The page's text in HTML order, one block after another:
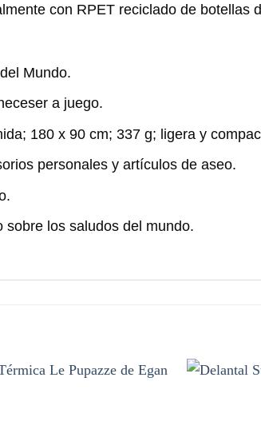
con RPET reciclado de botellas
Mundo.
a juego.
180 x 90 cm; 337 g; ligera y
personales y artículos de aseo.
los saludos del mundo.